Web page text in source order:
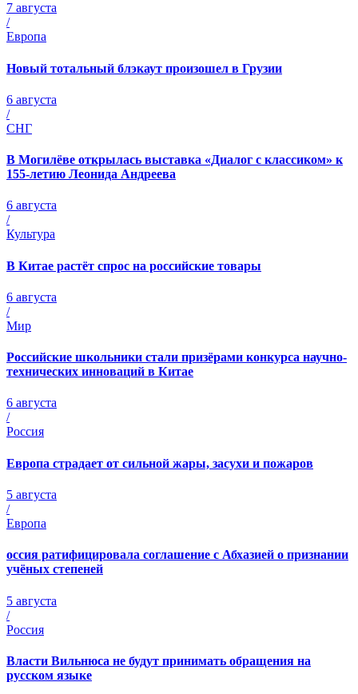
7 августа
/
Европа
Новый тотальный блэкаут произошел в Грузии
6 августа
/
СНГ
В Могилёве открылась выставка «Диалог с классиком» к
155-летию Леонида Андреева
6 августа
/
Культура
В Китае растёт спрос на российские товары
6 августа
/
Мир
Российские школьники стали призёрами конкурса научно-
технических инноваций в Китае
6 августа
/
Россия
Европа страдает от сильной жары, засухи и пожаров
5 августа
/
Европа
оссия ратифицировала соглашение с Абхазией о признании
учёных степеней
5 августа
/
Россия
Власти Вильнюса не будут принимать обращения на
русском языке